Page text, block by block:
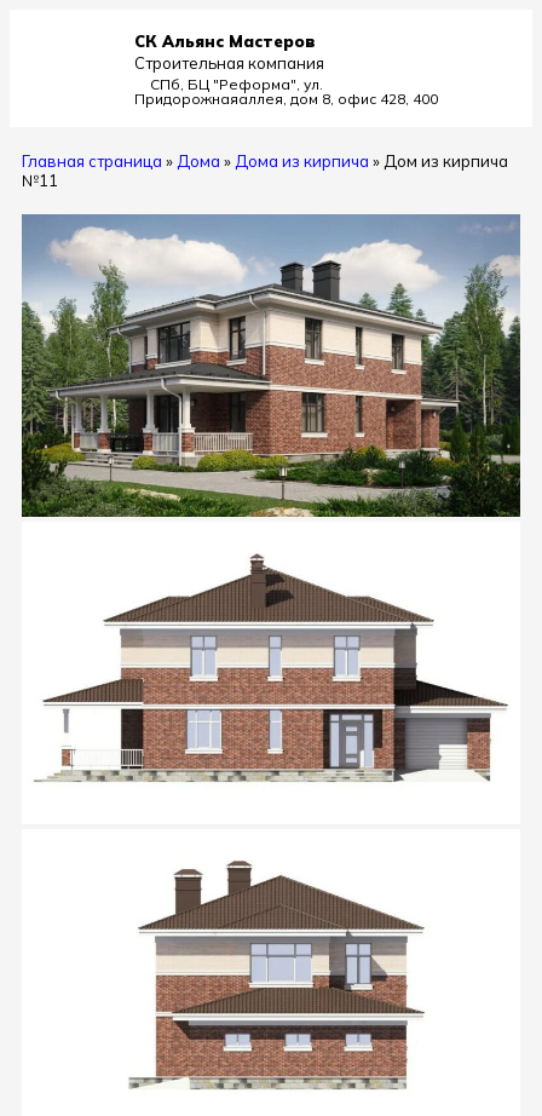
СК Альянс Мастеров
Строительная компания
СПб, БЦ "Реформа", ул.
Придорожнаяаллея, дом 8, офис 428, 400
Главная страница » Дома » Дома из кирпича » Дом из кирпича
№11